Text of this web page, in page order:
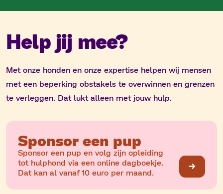
Help jij mee?
Met onze honden en onze expertise helpen wij mensen
met een beperking obstakels te overwinnen en grenzen
te verleggen. Dat lukt alleen met jouw hulp.
Sponsor een pup
Sponsor een pup en volg zijn opleiding
tot hulphond via een online dagboekje.
Dat kan al vanaf 10 euro per maand.